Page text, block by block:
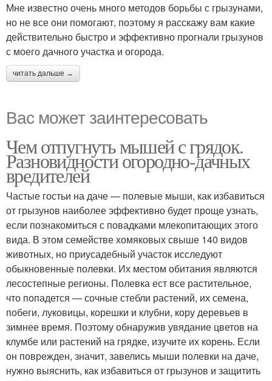
Мне известно очень много методов борьбы с грызунами,
но не все они помогают, поэтому я расскажу вам какие
действительно быстро и эффективно прогнали грызунов
с моего дачного участка и огорода.
читать дальше →
Вас может заинтересовать
Чем отпугнуть мышей с грядок.
Разновидности огородно-дачных
вредителей
Частые гостьи на даче — полевые мыши, как избавиться
от грызунов наиболее эффективно будет проще узнать,
если познакомиться с повадками млекопитающих этого
вида. В этом семействе хомяковых свыше 140 видов
животных, но приусадебный участок исследуют
обыкновенные полевки. Их местом обитания являются
лесостепные регионы. Полевка ест все растительное,
что попадется — сочные стебли растений, их семена,
побеги, луковицы, корешки и клубни, кору деревьев в
зимнее время. Поэтому обнаружив увядание цветов на
клумбе или растений на грядке, изучите их корень. Если
он поврежден, значит, завелись мыши полевки на даче,
нужно выяснить, как избавиться от грызунов и защитить